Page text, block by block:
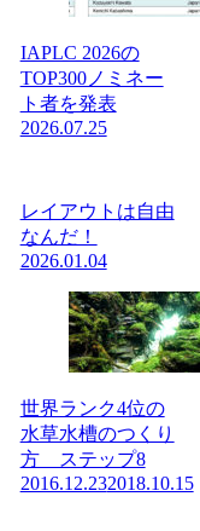
IAPLC 2026の
TOP300ノミネー
ト者を発表
2026.07.25
レイアウトは自由
なんだ！
2026.01.04
世界ランク4位の
水草水槽のつくり
方 ステップ8
2016.12.232018.10.15